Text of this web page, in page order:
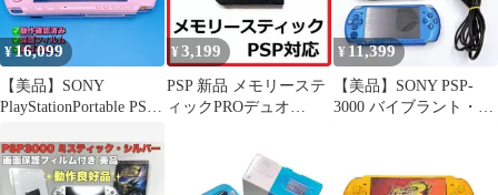
¥16,099
【美品】SONY
PlayStationPortable PSP-
¥ 3,199
PSP 新品 メモリーステ
ィックPROデュオ
¥ 11,399
【美品】SONY PSP-
3000 バイブラント・ブ